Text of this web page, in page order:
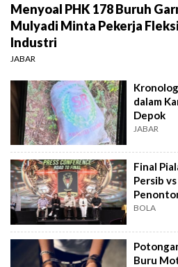
Menyoal PHK 178 Buruh
Mulyadi Minta Pekerja
Industri
JABAR
dalam
Depok
JABAR
Final
Persib
BOLA
Buru